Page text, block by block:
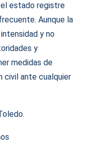
estado registre
Aunque la
y no
y
medidas de
civil ante cualquier